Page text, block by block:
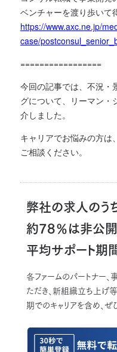
ベンチャーを渡り歩いて
https://www.axc.ne.jp/
case/
=================
今回の記事では、不況・
グについて、リーマン・
介しました。
キャリアでお悩みの方は
ご相談ください。
弊社の求人のうち
約78％は非公開
平均サポート期
各ファームのパートナー
ただき、新組織立ち上げ
期でのキャリアを含め、ぜ